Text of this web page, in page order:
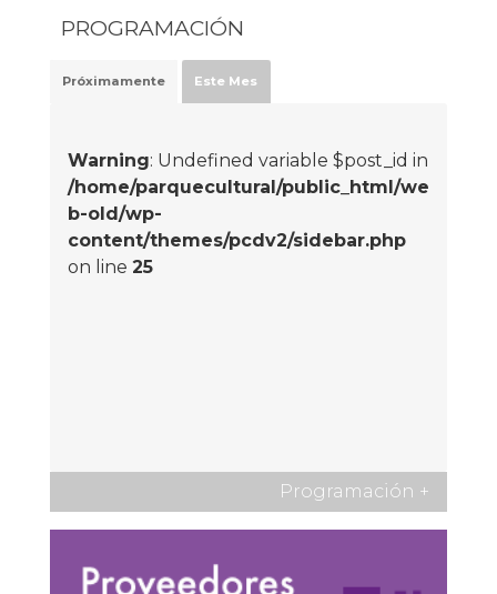
PROGRAMACIÓN
Próximamente Este Mes
Warning: Undefined variable $post_id in
/home/parquecultural/public_html/we
b-old/wp-
content/themes/pcdv2/sidebar.php
on line 25
Programación +